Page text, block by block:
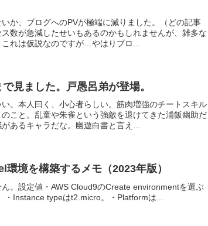
か、ブログへのPVが極端に減りました。（どの記事
数が急減したせいもあるのかもしれませんが、雑多な
れは仮説なのですが…やはりブロ...
見ました。戸愚呂弟が登場。
。本人曰く、小心者らしい。筋肉増強のチートスキル
こと。乱童や朱雀という強敵を退けてきた浦飯幽助だ
あるキャラだな。幽遊白書と言え...
境を構築するメモ（2023年版）
。設定値・AWS Cloud9のCreate environmentを選ぶ
Instance typeはt2.micro。・Platformは...